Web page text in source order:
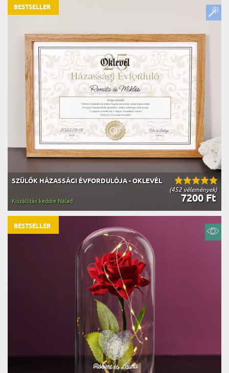
(452 vélemények)
SZÜLŐK HÁZASSÁGI ÉVFORDULÓJA - OKLEVÉL
7200 Ft
Kiszállítás keddre Nálad
BESTSELLER
BESTSELLER